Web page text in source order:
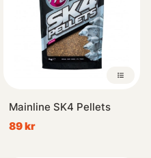
Mainline SK4 Pellets
89 kr